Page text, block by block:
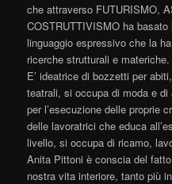
che attraverso FUTURISMO,
COSTRUTTIVISMO ha
linguaggio espressivo che la
ricerche strutturali e materiche.
E’ ideatrice di bozzetti per
teatrali, si occupa di moda e di
per l’esecuzione delle proprie
delle lavoratrici che educa
livello, si occupa di ricamo,
Anita Pittoni è conscia del
nostra vita interiore, tanto più